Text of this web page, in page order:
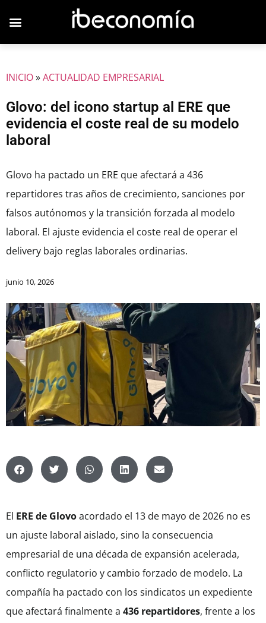
INICIO»ACTUALIDAD EMPRESARIAL
Glovo: del icono startup al ERE que
evidencia el coste real de su modelo
laboral
Glovo ha pactado un ERE que afectará a 436
repartidores tras años de crecimiento, sanciones por
falsos autónomos y la transición forzada al modelo
laboral. El ajuste evidencia el coste real de operar el
delivery bajo reglas laborales ordinarias.
junio 10, 2026
El ERE de Glovoacordado el 13 de mayo de 2026 no es
un ajuste laboral aislado, sino la consecuencia
empresarial de una década de expansión acelerada,
conflicto regulatorio y cambio forzado de modelo. La
compañía ha pactado con los sindicatos un expediente
que afectará finalmente a 436 repartidores, frente a los